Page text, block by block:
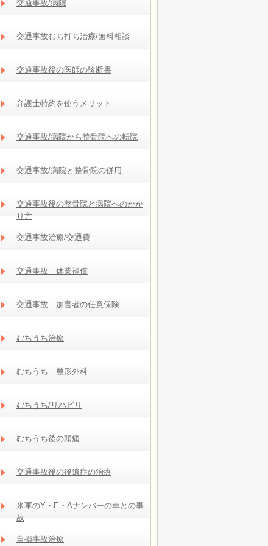
交通事故/病院
交通事故むち打ち治療/無料相談
交通事故後の医師の診断書
弁護士特約を使うメリット
交通事故/病院から整骨院への転院
交通事故/病院と整骨院の併用
交通事故後の整骨院と病院へのかか
り方
交通事故治療/交通費
交通事故 休業補償
交通事故 加害者の任意保険
むちうち治療
むちうち 整形外科
むちうち/リハビリ
むちうち後の頭痛
交通事故後の後遺症の治療
米軍のY・E・Aナンバーの車との事
故
自損事故治療